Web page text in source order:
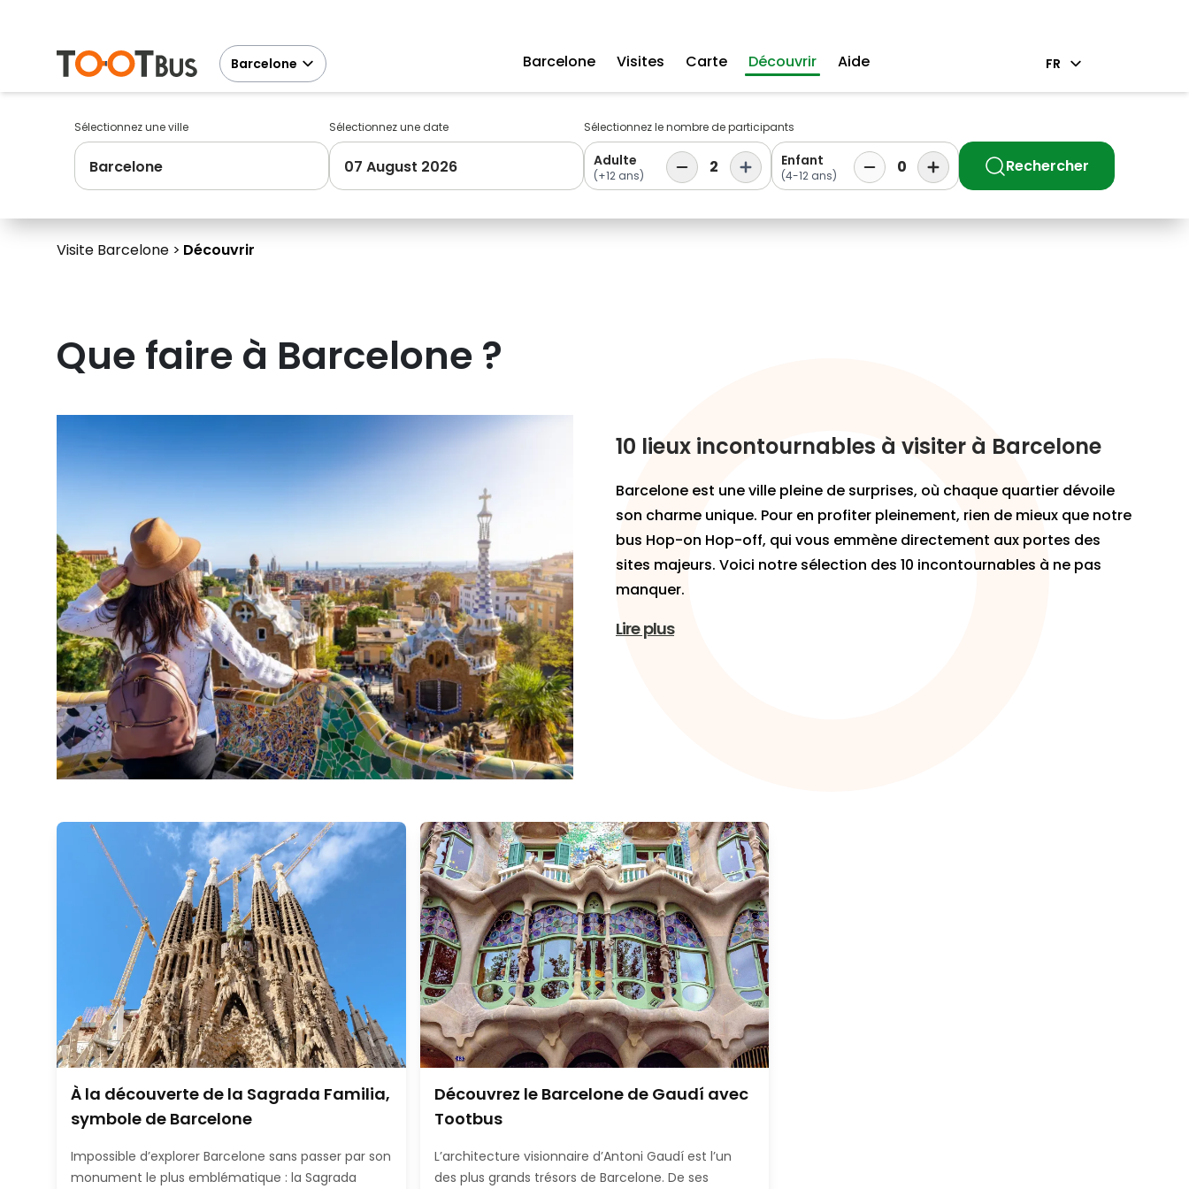
Barcelone Barcelone Visites Carte Découvrir Aide FR
Sélectionnez une ville
Barcelone
Sélectionnez une date
07 August 2026
Sélectionnez le nombre de participants
Adulte
(+12 ans) 2 Enfant
(4-12 ans) 0 Rechercher
Visite Barcelone Découvrir
Que faire à Barcelone ?
10 lieux incontournables à visiter à Barcelone
Barcelone est une ville pleine de surprises, où chaque quartier dévoile
son charme unique. Pour en profiter pleinement, rien de mieux que notre
bus Hop-on Hop-off, qui vous emmène directement aux portes des
sites majeurs. Voici notre sélection des 10 incontournables à ne pas
manquer.
Lire plus
À la découverte de la Sagrada Familia,
symbole de Barcelone
Impossible d’explorer Barcelone sans passer par son
monument le plus emblématique : la Sagrada
Découvrez le Barcelone de Gaudí avec
Tootbus
L’architecture visionnaire d’Antoni Gaudí est l’un
des plus grands trésors de Barcelone. De ses